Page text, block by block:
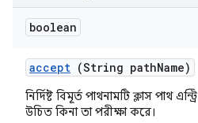
boolean
accept (String pathName)
নির্দিষ্ট বিমূর্ত পাথনামটি ক্লাস পাথ
উচিত কিনা তা পরীক্ষা করে।